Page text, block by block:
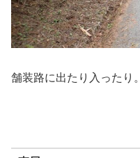
舗装路に出たり入ったり。